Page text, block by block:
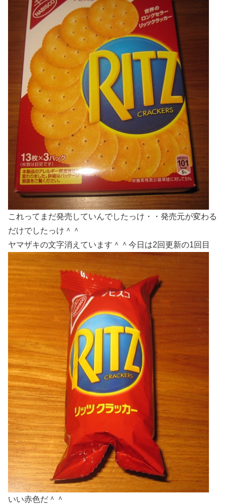
これってまだ発売していんでしたっけ・・発売元が変わる
だけでしたっけ＾＾
ヤマザキの文字消えています＾＾今日は2回更新の1回目
いい赤色だ＾＾